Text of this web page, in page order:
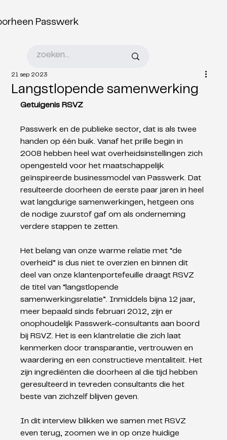
Passwerk
Langstlopende samenwerking
21 sep 2023
Getuigenis RSVZ
Passwerk en de publieke sector, dat is als twee
handen op één buik. Vanaf het prille begin in
2008 hebben heel wat overheidsinstellingen zich
opengesteld voor het maatschappelijk
geïnspireerde businessmodel van Passwerk. Dat
resulteerde doorheen de eerste paar jaren in heel
wat langdurige samenwerkingen, hetgeen ons
de nodige zuurstof gaf om als onderneming
verdere stappen te zetten.
Het belang van onze warme relatie met “de
overheid” is dus niet te overzien en binnen dit
deel van onze klantenportefeuille draagt RSVZ
de titel van “langstlopende
samenwerkingsrelatie”. Inmiddels bijna 12 jaar,
meer bepaald sinds februari 2012, zijn er
onophoudelijk Passwerk-consultants aan boord
bij RSVZ. Het is een klantrelatie die zich laat
kenmerken door transparantie, vertrouwen en
waardering en een constructieve mentaliteit. Het
zijn ingrediënten die doorheen al die tijd hebben
geresulteerd in tevreden consultants die het
beste van zichzelf blijven geven.
In dit interview blikken we samen met RSVZ
even terug, zoomen we in op onze huidige